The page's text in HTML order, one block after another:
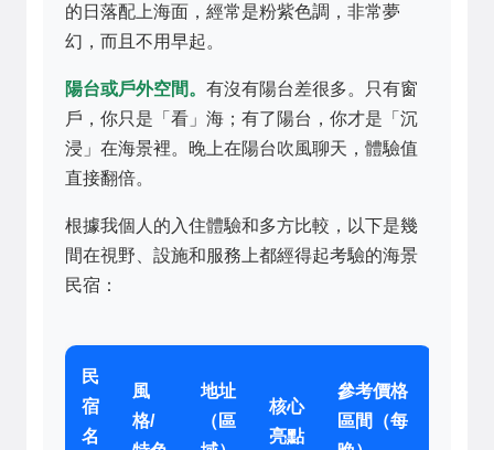
的日落配上海面，經常是粉紫色調，非常夢
幻，而且不用早起。
陽台或戶外空間。 有沒有陽台差很多。只有窗
戶，你只是「看」海；有了陽台，你才是「沉
浸」在海景裡。晚上在陽台吹風聊天，體驗值
直接翻倍。
根據我個人的入住體驗和多方比較，以下是幾
間在視野、設施和服務上都經得起考驗的海景
民宿：
民
宿
名
風
格/
地址
（區
核心
亮點
參考價格
區間（每